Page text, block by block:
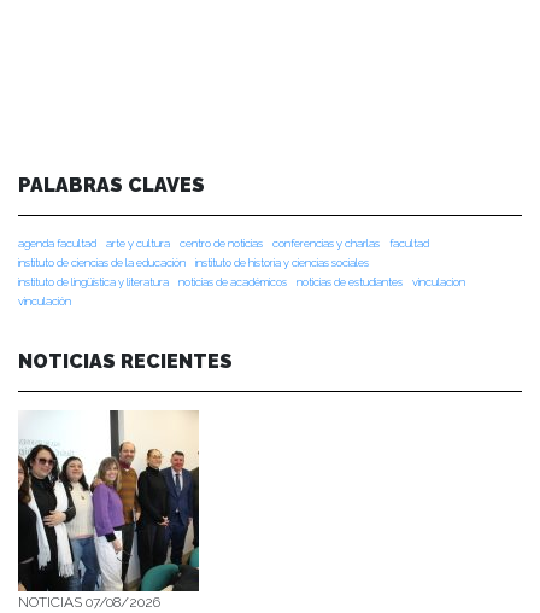
PALABRAS CLAVES
agenda facultad arte y cultura centro de noticias conferencias y charlas
facultad
instituto de ciencias de la educación
instituto de historia y ciencias sociales
instituto de lingüística y literatura
noticias de académicos noticias de estudiantes
vinculacion
vinculación
NOTICIAS RECIENTES
NOTICIAS 07/08/2026